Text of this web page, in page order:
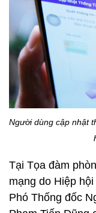
Người dùng cập nhật
Tại Tọa đàm
mạng do Hiệp
Phó Thống đốc